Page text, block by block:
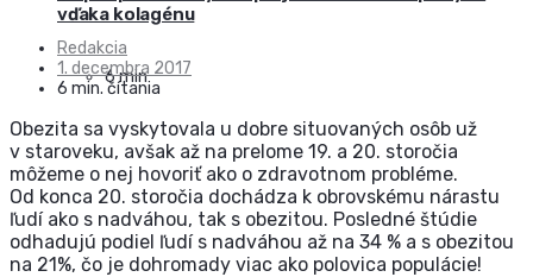
vďaka kolagénu
6 min
Redakcia
1. decembra 2017
6 min. čítania
Obezita sa vyskytovala u dobre situovaných osôb už
v staroveku, avšak až na prelome 19. a 20. storočia
môžeme o nej hovoriť ako o zdravotnom probléme.
Od konca 20. storočia dochádza k obrovskému nárastu
ľudí ako s nadváhou, tak s obezitou. Posledné štúdie
odhadujú podiel ľudí s nadváhou až na 34 % a s obezitou
na 21%, čo je dohromady viac ako polovica populácie!